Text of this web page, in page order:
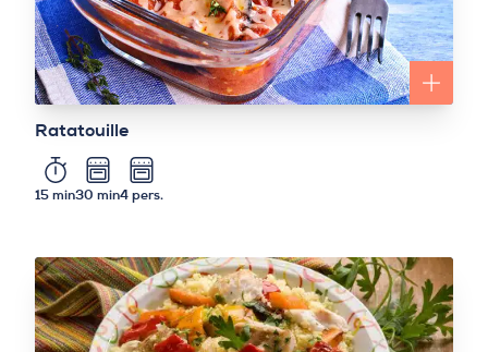
Ratatouille
15 min30 min4 pers.